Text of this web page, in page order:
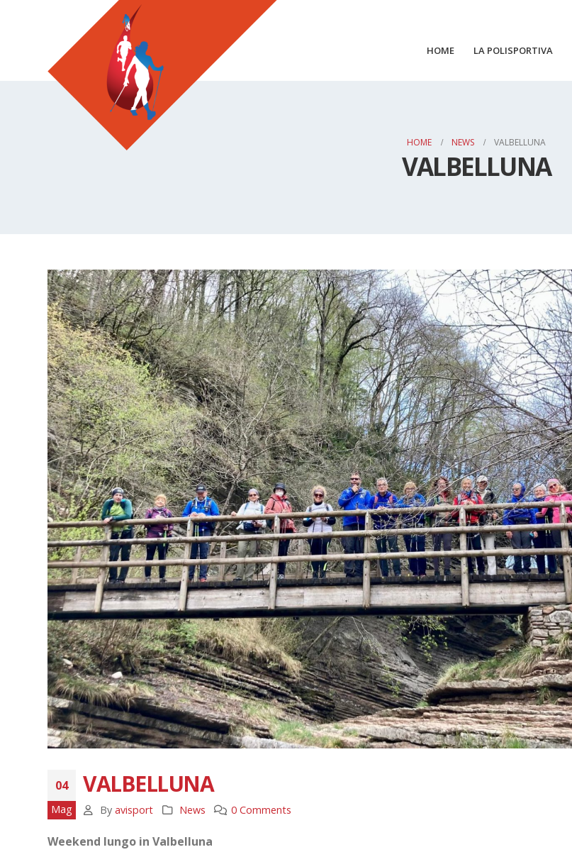
HOME LA POLISPORTIVA
HOME NEWS VALBELLUNA
VALBELLUNA
04
Mag
VALBELLUNA
By avisport News 0 Comments
Weekend lungo in Valbelluna